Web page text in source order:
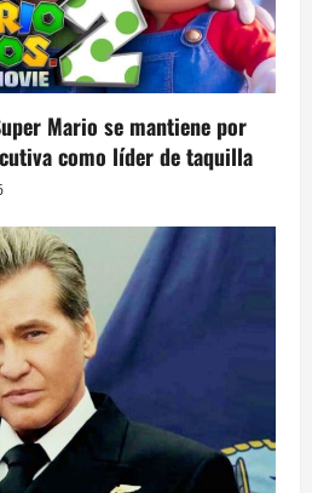
Mario se mantiene por
como líder de taquilla